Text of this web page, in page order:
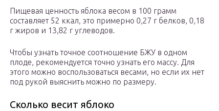
Пищевая ценность яблока весом в 100 грамм
составляет 52 ккал, это примерно 0,27 г белков, 0,18
г жиров и 13,82 г углеводов.
Чтобы узнать точное соотношение БЖУ в одном
плоде, рекомендуется точно узнать его массу. Для
этого можно воспользоваться весами, но если их нет
под рукой выяснить можно по размеру.
Сколько весит яблоко